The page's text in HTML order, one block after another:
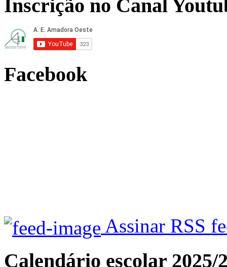
Inscrição no Canal
Facebook
Assinar RSS
Calendário escolar 2025/